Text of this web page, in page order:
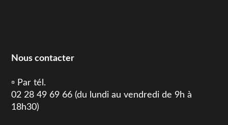
Nous contacter
▫️ Par tél.
02 28 49 69 66 (du lundi au vendredi de 9h à
18h30)